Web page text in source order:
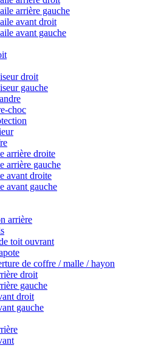
arrière gauche
avant droit
avant gauche
droit
gauche
choc
arrière droite
arrière gauche
avant droite
avant gauche
arrière
toit ouvrant
de coffre / malle / hayon
droit
gauche
droit
gauche